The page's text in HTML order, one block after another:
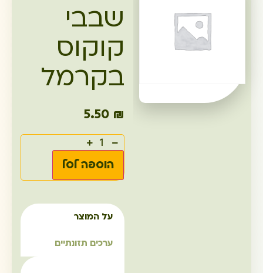
שבבי
קוקוס
בקרמל
5.50 ₪
הוספה לסל
על המוצר
ערכים תזונתיים